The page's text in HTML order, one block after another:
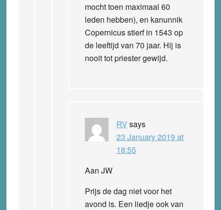
mocht toen maximaal 60
leden hebben), en kanunnik
Copernicus stierf in 1543 op
de leeftijd van 70 jaar. Hij is
nooit tot priester gewijd.
RV says
23 January 2019 at
18:55
Aan JW
Prijs de dag niet voor het
avond is. Een liedje ook van